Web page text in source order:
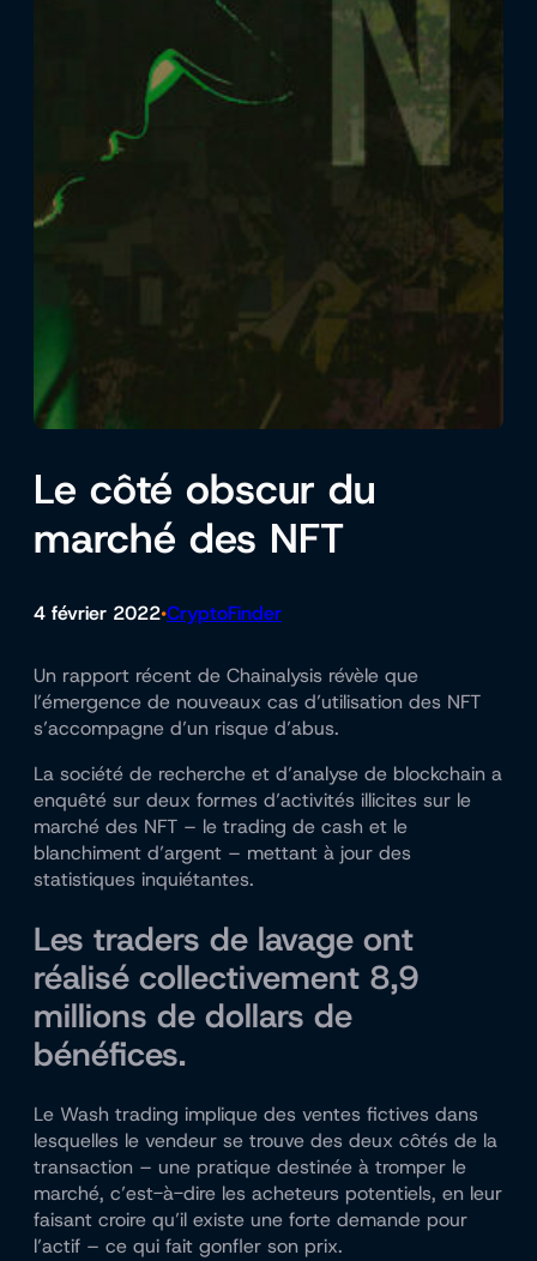
Le côté obscur du
marché des NFT
4 février 2022•CryptoFinder
Un rapport récent de Chainalysis révèle que
l’émergence de nouveaux cas d’utilisation des NFT
s’accompagne d’un risque d’abus.
La société de recherche et d’analyse de blockchain a
enquêté sur deux formes d’activités illicites sur le
marché des NFT – le trading de cash et le
blanchiment d’argent – mettant à jour des
statistiques inquiétantes.
Les traders de lavage ont
réalisé collectivement 8,9
millions de dollars de
bénéfices.
Le Wash trading implique des ventes fictives dans
lesquelles le vendeur se trouve des deux côtés de la
transaction – une pratique destinée à tromper le
marché, c’est-à-dire les acheteurs potentiels, en leur
faisant croire qu’il existe une forte demande pour
l’actif – ce qui fait gonfler son prix.